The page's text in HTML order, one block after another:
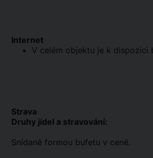
Internet
V celém objektu je k dispozici
Strava
Druhy jídel a stravování:
Snídaně formou bufetu v ceně.